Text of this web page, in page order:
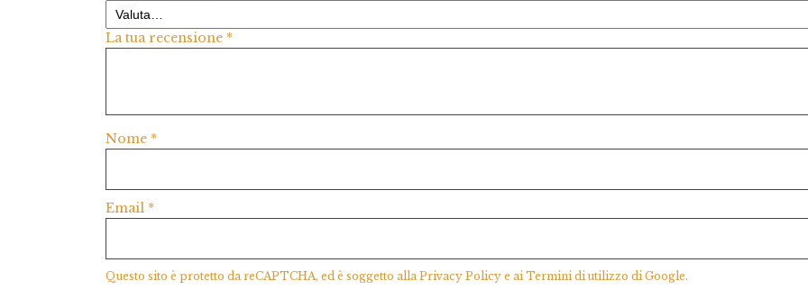
La tua recensione *
Nome *
Email *
Questo sito è protetto da reCAPTCHA, ed è soggetto allaPrivacy Policy e aiTermini di utilizzo di Google.